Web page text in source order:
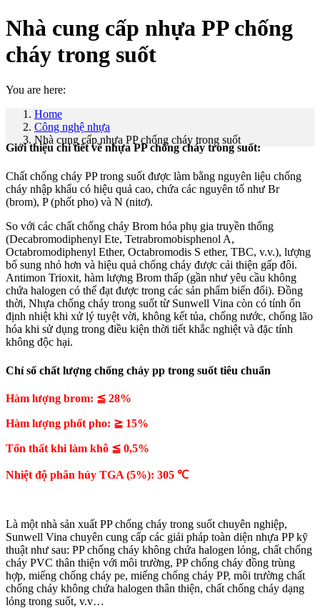
Nhà cung cấp nhựa PP chống
cháy trong suốt
You are here:
Home
Công nghệ nhựa
Nhà cung cấp nhựa PP chống cháy trong suốt
Giới thiệu chi tiết về nhựa PP chống cháy trong suốt:
Chất chống cháy PP trong suốt được làm bằng nguyên liệu chống
cháy nhập khẩu có hiệu quả cao, chứa các nguyên tố như Br
(brom), P (phốt pho) và N (nitơ).
So với các chất chống cháy Brom hóa phụ gia truyền thống
(Decabromodiphenyl Ete, Tetrabromobisphenol A,
Octabromodiphenyl Ether, Octabromodis S ether, TBC, v.v.), lượng
bổ sung nhỏ hơn và hiệu quả chống cháy được cải thiện gấp đôi.
Antimon Trioxit, hàm lượng Brom thấp (gần như yêu cầu không
chứa halogen có thể đạt được trong các sản phẩm biến đổi). Đồng
thời, Nhựa chống cháy trong suốt từ Sunwell Vina còn có tính ổn
định nhiệt khi xử lý tuyệt vời, không kết tủa, chống nước, chống lão
hóa khi sử dụng trong điều kiện thời tiết khắc nghiệt và đặc tính
không độc hại.
Chỉ số chất lượng chống cháy pp trong suốt tiêu chuẩn
Hàm lượng brom: ≦ 28%
Hàm lượng phốt pho: ≧ 15%
Tổn thất khi làm khô ≦ 0,5%
Nhiệt độ phân hủy TGA (5%): 305 ℃
Là một nhà sản xuất PP chống cháy trong suốt chuyên nghiệp,
Sunwell Vina chuyên cung cấp các giải pháp toàn diện nhựa PP kỹ
thuật như sau: PP chống cháy không chứa halogen lỏng, chất chống
cháy PVC thân thiện với môi trường, PP chống cháy đồng trùng
hợp, miếng chống cháy pe, miếng chống cháy PP, môi trường chất
chống cháy không chứa halogen thân thiện, chất chống cháy dạng
lỏng trong suốt, v.v…